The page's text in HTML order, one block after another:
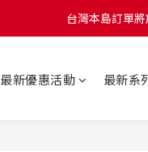
台灣本島訂單
台灣本島訂單
台灣本島訂單
最新優惠活動 最新系